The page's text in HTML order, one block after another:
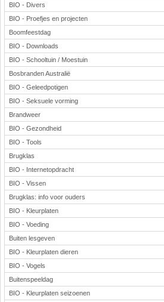
BIO - Divers
BIO - Proefjes en projecten
Boomfeestdag
BIO - Downloads
BIO - Schooltuin / Moestuin
Bosbranden Australië
BIO - Geleedpotigen
BIO - Seksuele vorming
Brandweer
BIO - Gezondheid
BIO - Tools
Brugklas
BIO - Internetopdracht
BIO - Vissen
Brugklas: info voor ouders
BIO - Kleurplaten
BIO - Voeding
Buiten lesgeven
BIO - Kleurplaten dieren
BIO - Vogels
Buitenspeeldag
BIO - Kleurplaten seizoenen